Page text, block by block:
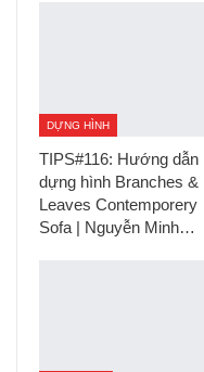
DỰNG HÌNH
TIPS#116: Hướng dẫn
dựng hình Branches &
Leaves Contemporery
Sofa | Nguyễn Minh…